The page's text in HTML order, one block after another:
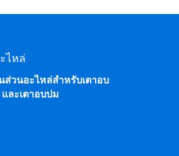
ไหล่
วนอะไหล่สำหรับเตาอบ
ละเตาอบบ่ม